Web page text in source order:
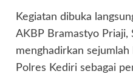
Kegiatan dibuka
AKBP Bramastyo Priaji,
menghadirkan sejumlah
Polres Kediri sebagai